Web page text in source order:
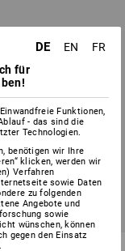
-35%
Set
DE EN
FR
für
Funktionen,
- das sind die
Technologien.
benötigen wir Ihre
klicken, werden wir
Verfahren
sowie Daten
zu folgenden
Angebote und
sowie
wünschen, können
gegen den Einsatz